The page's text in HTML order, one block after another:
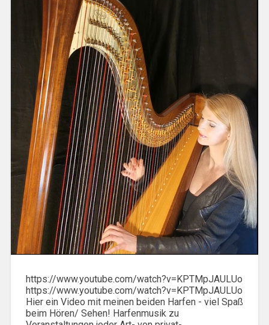
https://www.youtube.com/watch?v=KPTMpJAULUo
https://www.youtube.com/watch?v=KPTMpJAULUo
Hier ein Video mit meinen beiden Harfen - viel Spaß
beim Hören/ Sehen! Harfenmusik zu